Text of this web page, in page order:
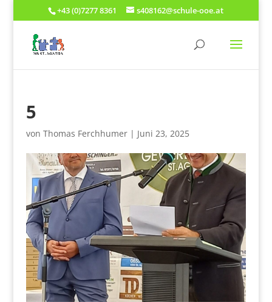
+43 (0)7277 8361 s408162@schule-ooe.at
5
von Thomas Ferchhumer| Juni 23, 2025